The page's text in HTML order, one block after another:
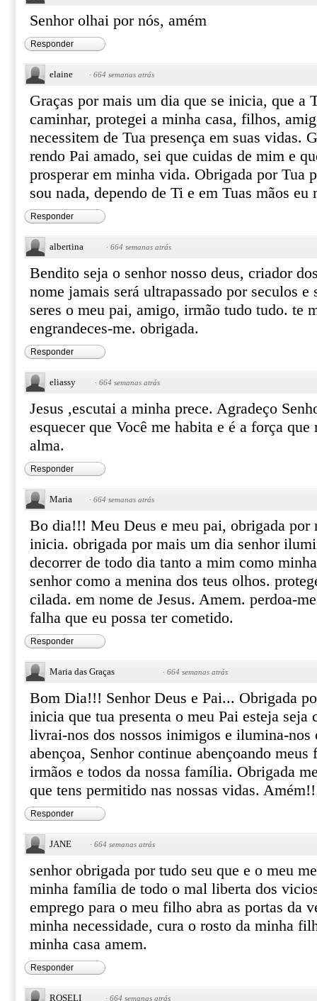
Senhor olhai por nós, amém
Responder
elaine · 664 semanas atrás
Graças por mais um dia que se inicia, que a
caminhar, protegei a minha casa, filhos,
necessitem de Tua presença em suas vidas.
rendo Pai amado, sei que cuidas de mim e
prosperar em minha vida. Obrigada por Tua
sou nada, dependo de Ti e em Tuas mãos eu
Responder
albertina · 664 semanas atrás
Bendito seja o senhor nosso deus, criador
nome jamais será ultrapassado por seculos
seres o meu pai, amigo, irmão tudo tudo. te
engrandeces-me. obrigada.
Responder
eliassy · 664 semanas atrás
Jesus ,escutai a minha prece. Agradeço
esquecer que Você me habita e é a força
alma.
Responder
Maria · 664 semanas atrás
Bo dia!!! Meu Deus e meu pai, obrigada por
inicia. obrigada por mais um dia senhor
decorrer de todo dia tanto a mim como
senhor como a menina dos teus olhos.
cilada. em nome de Jesus. Amem. perdoa-
falha que eu possa ter cometido.
Responder
Maria das Graças · 664 semanas atrás
Bom Dia!!! Senhor Deus e Pai... Obrigada
inicia que tua presenta o meu Pai esteja seja
livrai-nos dos nossos inimigos e ilumina-nos
abençoa, Senhor continue abençoando
irmãos e todos da nossa família. Obrigada
que tens permitido nas nossas vidas.
Responder
JANE · 664 semanas atrás
senhor obrigada por tudo seu que e o meu
minha família de todo o mal liberta dos
emprego para o meu filho abra as portas da
minha necessidade, cura o rosto da minha
minha casa amem.
Responder
ROSELI · 664 semanas atrás